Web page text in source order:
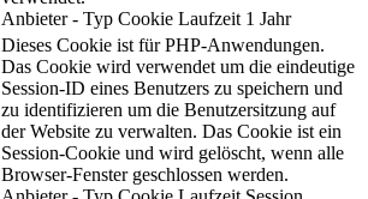
Anbieter - Typ Cookie Laufzeit 1 Jahr
Dieses Cookie ist für PHP-Anwendungen.
Das Cookie wird verwendet um die eindeutige
Session-ID eines Benutzers zu speichern und
zu identifizieren um die Benutzersitzung auf
der Website zu verwalten. Das Cookie ist ein
Session-Cookie und wird gelöscht, wenn alle
Browser-Fenster geschlossen werden.